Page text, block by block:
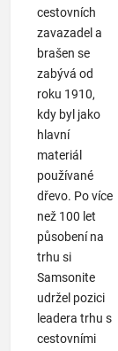
cestovních
zavazadel a
brašen se
zabývá od
roku 1910,
kdy byl jako
hlavní
materiál
používané
dřevo. Po více
než 100 let
působení na
trhu si
Samsonite
udržel pozici
leadera trhu s
cestovními